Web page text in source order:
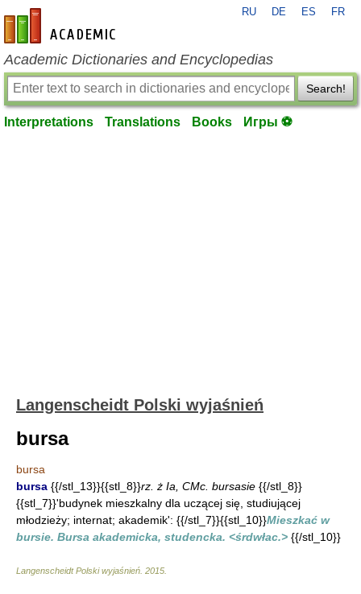
en-academic.com
RU DE ES FR
Academic Dictionaries and Encyclopedias
Search!
Interpretations Translations Books Игры ⚽
Langenscheidt Polski wyjaśnień
bursa
bursa
bursa {{/stl_13}}{{stl_8}}rz. ż Ia, CMc. bursasie {{/stl_8}}
{{stl_7}}'budynek mieszkalny dla uczącej się, studiującej
młodzieży; internat; akademik': {{/stl_7}}{{stl_10}}Mieszkać w
bursie. Bursa akademicka, studencka. <śrdwłac.> {{/stl_10}}
Langenscheidt Polski wyjaśnień 2015